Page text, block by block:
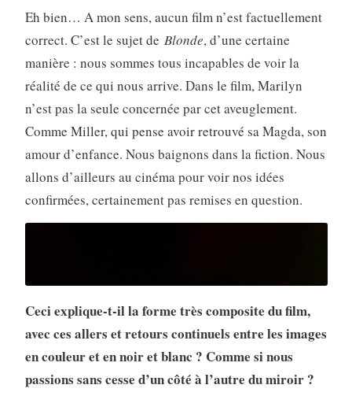
Eh bien… A mon sens, aucun film n’est factuellement
correct. C’est le sujet de Blonde, d’une certaine
manière : nous sommes tous incapables de voir la
réalité de ce qui nous arrive. Dans le film, Marilyn
n’est pas la seule concernée par cet aveuglement.
Comme Miller, qui pense avoir retrouvé sa Magda, son
amour d’enfance. Nous baignons dans la fiction. Nous
allons d’ailleurs au cinéma pour voir nos idées
confirmées, certainement pas remises en question.
Ceci explique-t-il la forme très composite du film,
avec ces allers et retours continuels entre les images
en couleur et en noir et blanc ? Comme si nous
passions sans cesse d’un côté à l’autre du miroir ?